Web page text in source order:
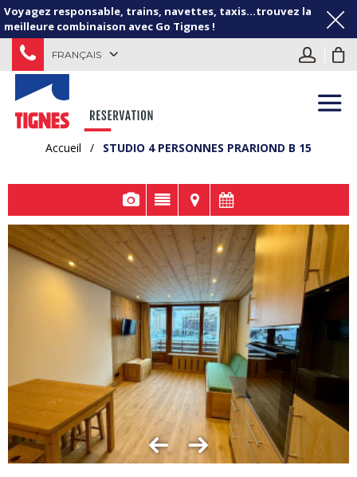
Voyagez responsable, trains, navettes, taxis...trouvez la
meilleure combinaison avec Go Tignes !
FRANÇAIS
Accueil / STUDIO 4 PERSONNES PRARIOND B 15